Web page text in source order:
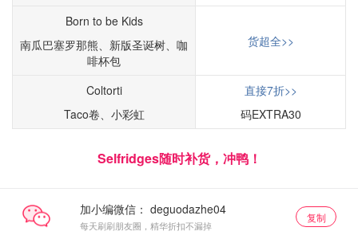
Born to be Kids
南瓜巴塞罗那熊、新版圣诞树、咖
啡杯包
货超全>>
Coltorti
Taco卷、小彩虹
直接7折>>
码EXTRA30
Selfridges随时补货，冲鸭！
加小编微信：
每天刷刷朋友圈，精华折扣不漏掉
复制